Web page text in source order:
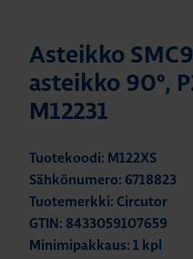
Asteikko
asteikko 90º,
M12231
Tuotekoodi: M122XS
Sähkönumero: 6718823
Tuotemerkki: Circutor
GTIN: 8433059107659
Minimipakkaus: 1 kpl